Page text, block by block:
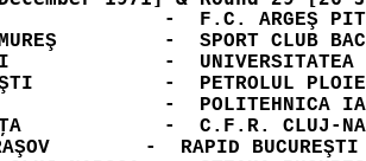
-  F.C.
MUREŞ         -  SPORT
-  UNIVERSITATEA
-
-
BRAŞOV        -  RAPID